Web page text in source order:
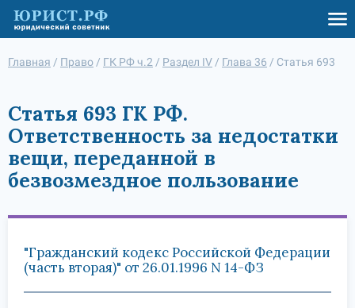
Главная / Право / ГК РФ ч.2 / Раздел IV / Глава 36 / Статья 693
Статья 693 ГК РФ.
Ответственность за недостатки
вещи, переданной в
безвозмездное пользование
"Гражданский кодекс Российской Федерации
(часть вторая)" от 26.01.1996 N 14-ФЗ